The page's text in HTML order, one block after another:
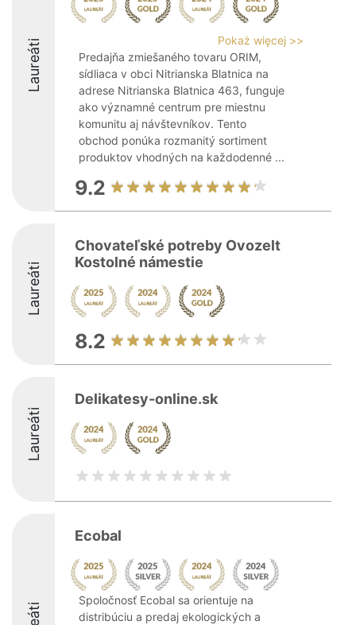
Laureáti
Pokaż więcej >>
Predajňa zmiešaného tovaru ORIM,
sídliaca v obci Nitrianska Blatnica na
adrese Nitrianska Blatnica 463, funguje
ako významné centrum pre miestnu
komunitu aj návštevníkov. Tento
obchod ponúka rozmanitý sortiment
produktov vhodných na každodenné ...
9.2
Laureáti
Chovateľské potreby Ovozelt
Kostolné námestie
8.2
Laureáti
Delikatesy-online.sk
Ecobal
Spoločnosť Ecobal sa orientuje na
distribúciu a predaj ekologických a